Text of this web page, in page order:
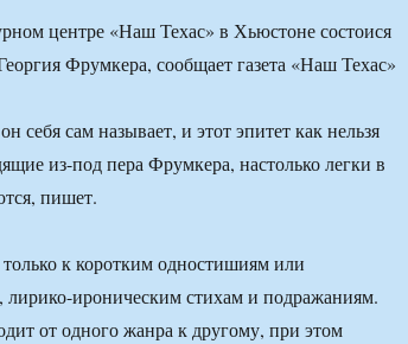
центре «Наш Техас» в Хьюстоне состоися
Фрумкера, сообщает газета «Наш Техас»
себя сам называет, и этот эпитет как нельзя
из-под пера Фрумкера, настолько легки в
пишет.
к коротким одностишиям или
ироническим стихам и подражаниям.
от одного жанра к другому, при этом